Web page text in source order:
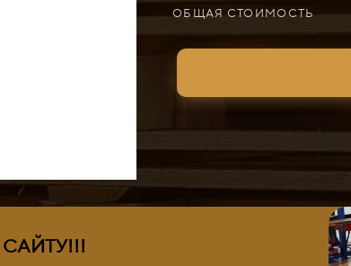
ОБЩАЯ СТОИМОСТЬ